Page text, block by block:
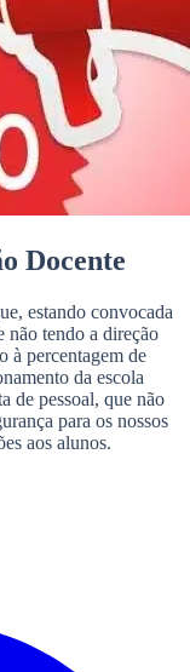
Docente
estando convocada
não tendo a direção
à percentagem de
da escola
de pessoal, que não
para os nossos
aos alunos.